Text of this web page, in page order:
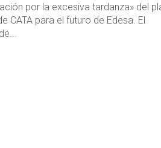
por la excesiva tardanza» del
CATA para el futuro de Edesa. El